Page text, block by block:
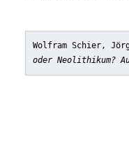
Wolfram Schier,
oder Neolithikum?